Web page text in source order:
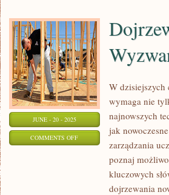
JUNE - 20 - 2025
COMMENTS OFFON
KLUCZOWE
W dzisiejszych
wymaga nie
najnowszych
jak
zarządzania
poznaj
kluczowych
dojrzewania